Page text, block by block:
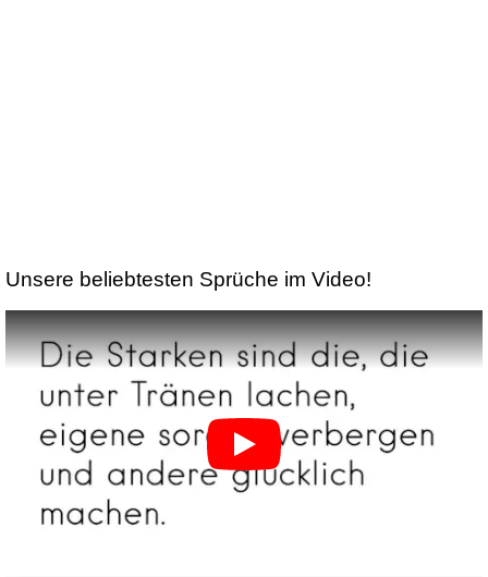
Unsere beliebtesten Sprüche im Video!